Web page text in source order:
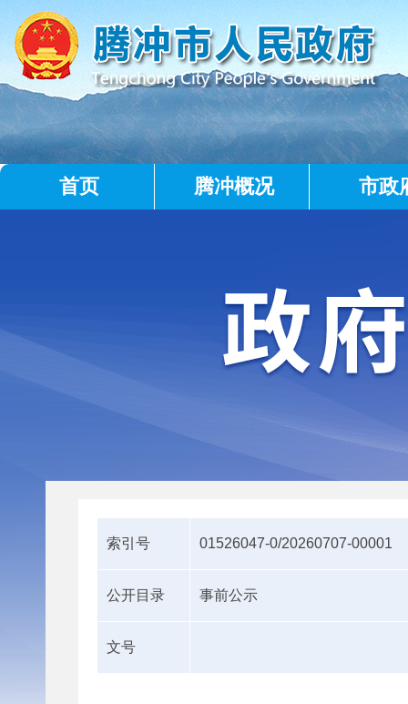
首页 腾冲概况 市政
索引号 01526047-0/20260707-00001
公开目录 事前公示
文号